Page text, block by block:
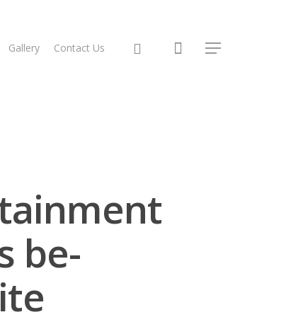
Gallery Contact Us
be-